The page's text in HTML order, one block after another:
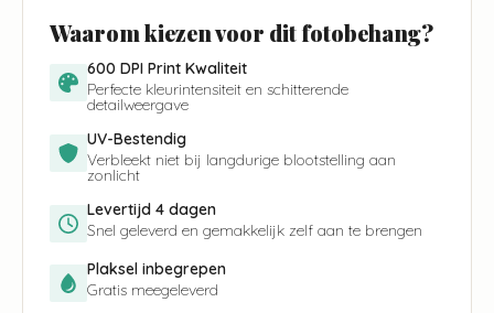
Waarom kiezen voor dit fotobehang?
600 DPI Print Kwaliteit
Perfecte kleurintensiteit en schitterende
detailweergave
UV-Bestendig
Verbleekt niet bij langdurige blootstelling aan
zonlicht
Levertijd 4 dagen
Snel geleverd en gemakkelijk zelf aan te brengen
Plaksel inbegrepen
Gratis meegeleverd